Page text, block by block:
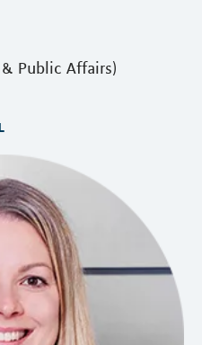
Public Affairs)